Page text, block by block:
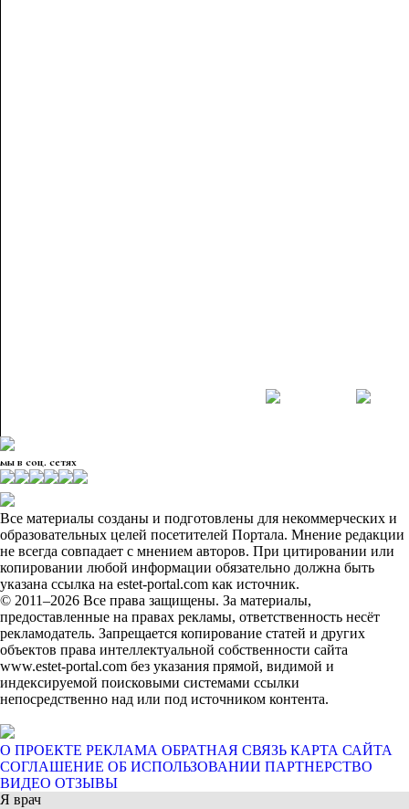
мы в соц. сетях
Все материалы созданы и подготовлены для некоммерческих и
образовательных целей посетителей Портала. Мнение редакции
не всегда совпадает с мнением авторов. При цитировании или
копировании любой информации обязательно должна быть
указана ссылка на estet-portal.com как источник.
© 2011–2026 Все права защищены. За материалы,
предоставленные на правах рекламы, ответственность несёт
рекламодатель. Запрещается копирование статей и других
объектов права интеллектуальной собственности сайта
www.estet-portal.com без указания прямой, видимой и
индексируемой поисковыми системами ссылки
непосредственно над или под источником контента.
О ПРОЕКТЕ РЕКЛАМА ОБРАТНАЯ СВЯЗЬ КАРТА САЙТА
СОГЛАШЕНИЕ ОБ ИСПОЛЬЗОВАНИИ ПАРТНЕРСТВО
ВИДЕО ОТЗЫВЫ
Я врач